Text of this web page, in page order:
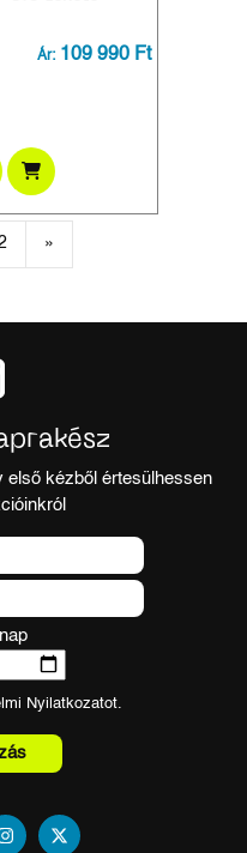
Ár: 109 990 Ft
»
első kézből értesülhessen
Nyilatkozatot.